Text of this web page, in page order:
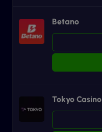
Betano
Tokyo Casino